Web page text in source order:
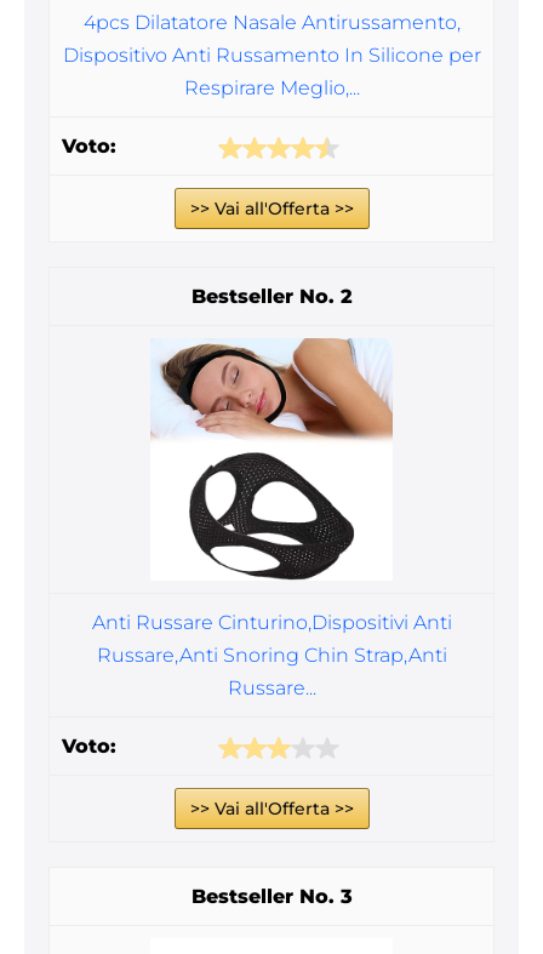
4pcs Dilatatore Nasale Antirussamento,
Dispositivo Anti Russamento In Silicone per
Respirare Meglio,...
>> Vai all'Offerta >>
2
Anti Russare Cinturino,Dispositivi Anti
Russare,Anti Snoring Chin Strap,Anti
Russare...
>> Vai all'Offerta >>
3